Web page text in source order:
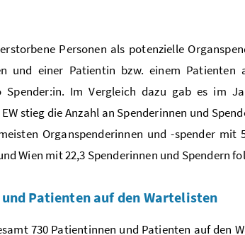
Personen als potenzielle
und einer Patientin bzw. einem
Im Vergleich dazu gab es im
stieg die Anzahl an Spenderinnen und
Organspenderinnen und -spender mit
Wien mit 22,3 Spenderinnen und Spendern
Patienten auf den Wartelisten
730 Patientinnen und Patienten auf den